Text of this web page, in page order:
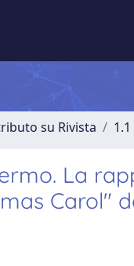
su Rivista
La
Carol"